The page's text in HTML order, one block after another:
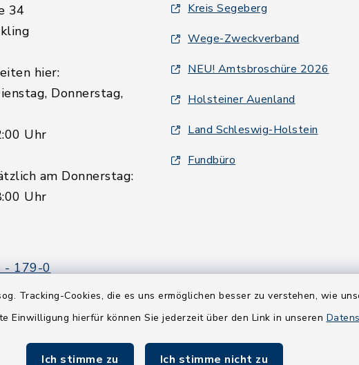
Tracking-Cookies, die es uns ermöglichen besser zu verstehen, wie
Einwilligung hierfür können Sie jederzeit über den Link in unseren
Ich stimme zu Ich stimme nicht zu
34
hier:
Donnerstag,
Uhr
am Donnerstag:
Uhr
- 179-0
- 179-44
boostedt-
Kreis Segeberg
Wege-Zweckverband
NEU! Amtsbroschüre 2026
Holsteiner Auenland
Land Schleswig-Holstein
Fundbüro